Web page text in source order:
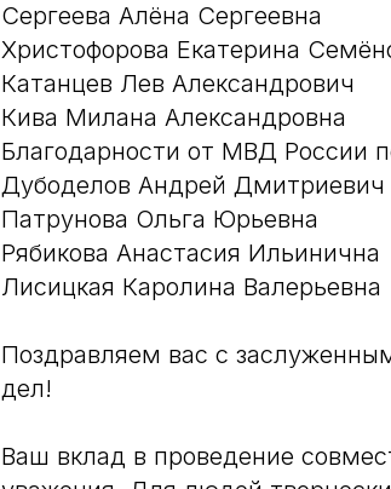
Сергеева Алёна Сергеевна
Христофорова Екатерина
Катанцев Лев Александрович
Кива Милана Александровна
Благодарности от МВД России
Дубоделов Андрей Дмитриевич
Патрунова Ольга Юрьевна
Рябикова Анастасия Ильинична
Лисицкая Каролина Валерьевна
Поздравляем вас с
дел!
Ваш вклад в проведение